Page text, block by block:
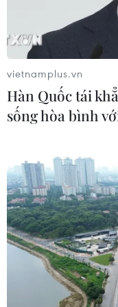
25 bang của Mỹ
liên bang về chính
mới
03/08/2026 23:34
Ông Jay Clayton
Mỹ
03/08/2026 22:44
Số lượng doanh
siêu nhỏ Cuba
15.600
03/08/2026 02:15
vietnamplus.vn
Hàn Quốc tái
sống hòa bình